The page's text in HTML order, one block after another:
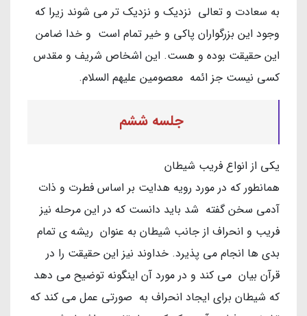
به سعادت و تعالی نزدیک و نزدیک تر می شوند زیرا که
وجود این بزرگواران پاکی و خیر تمام است و خدا ضامن
این حقیقت بوده و هست. این اشخاص شریف و مقدس
کسی نیست جز ائمه معصومین علیهم السلام.
جلسه ششم
یکی از انواع فریب شیطان
همانطور که در مورد رویه هدایت بر اساس فطرت و ذات
آدمی سخن گفته شد باید دانست که در این مرحله نیز
فریب و انحراف از جانب شیطان به عنوان ریشه ی تمام
بدی ها انجام می پذیرد. خداوند نیز این حقیقت را در
قرآن بیان می کند و در مورد آن اینگونه توضیح می دهد
که شیطان برای ایجاد انحراف به صورتی عمل می کند که